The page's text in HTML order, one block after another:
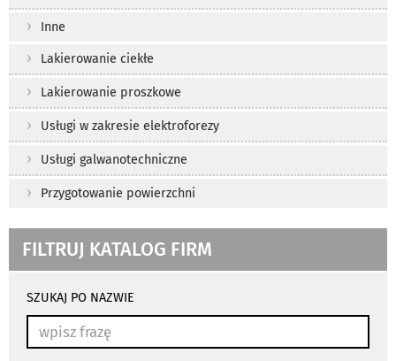
Inne
Lakierowanie ciekłe
Lakierowanie proszkowe
Usługi w zakresie elektroforezy
Usługi galwanotechniczne
Przygotowanie powierzchni
FILTRUJ KATALOG FIRM
wyszukiwania
automatycznie
SZUKAJ PO NAZWIE